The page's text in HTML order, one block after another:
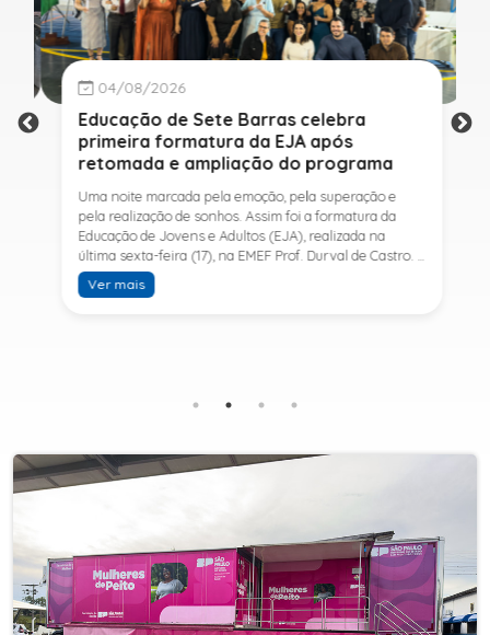
04/08/2026
Educação de Sete Barras celebra
primeira formatura da EJA após
retomada e ampliação do programa
Uma noite marcada pela emoção, pela superação e
pela realização de sonhos. Assim foi a formatura da
Educação de Jovens e Adultos (EJA), realizada na
última sexta-feira (17), na EMEF Prof. Durval de Castro. A
cerimônia celebrou a conclusão dos estudos de 53
alunos e entrou para a história ao marcar a primeira
SESI, ampliando o acesso à educação e oferecendo uma
retomar os estudos.A última turma da Educação de
Jovens e Adultos formada pelo município foi em 2016,
oferecida em Sete Barras e, a partir de agosto de 2025,
passou por uma importante ampliação. Em parceria
com o SESI, a Prefeitura passou a disponibilizar também
o Ensino Fundamental II (6º ao 9º ano) e o Ensino
Médio, ampliando significativamente as oportunidades
para que jovens e adultos concluam sua formação.A
Ver mais